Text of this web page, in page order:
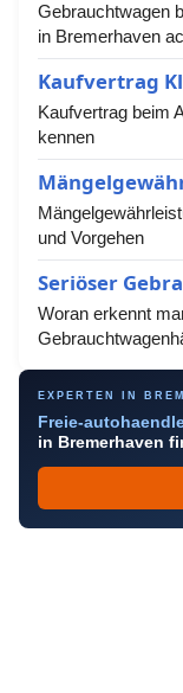
Gebrauchtwagen
in Bremerhaven
Kaufvertrag
Kaufvertrag beim
kennen
und Vorgehen
Seriöser
Woran erkennt
EXPERTEN IN
Freie-
in Bremerhaven